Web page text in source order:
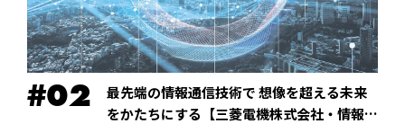
最先端の情報通信技術で 想像を超える未来
をかたちにする【三菱電機株式会社・情報技